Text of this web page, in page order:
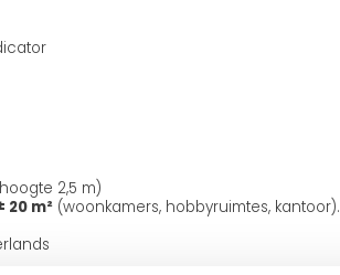
2,5 m)
m² (woonkamers, hobbyruimtes, kantoor).